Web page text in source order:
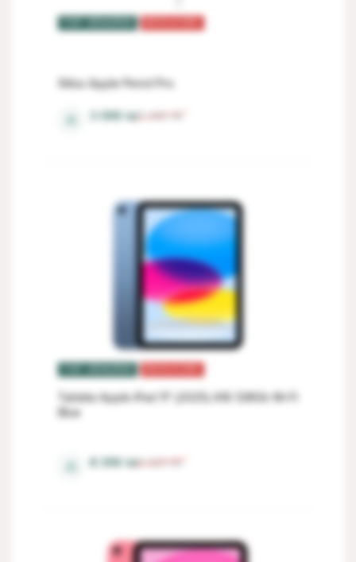
TOP VÂNZĂRI REDUCERI
Stilus Apple Pencil Pro
3 440
3 099 lei
⚖
TOP VÂNZĂRI REDUCERI
Tableta Apple iPad 11" (2025) A16 128Gb Wi-Fi
Blue
6 Gb 9 323
8 399 lei
⚖